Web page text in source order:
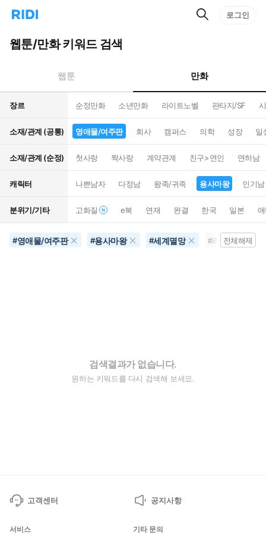
리
홈
으
턴
트
검
로그인
웹툰/만화 키워드 검색
웹툰 만화
장르 순정만화 소년만화 라이트노벨 판타지/SF
소재/관계 (공통) 영애물/여주판 회사 캠퍼스 의학 성장 일
소재/관계 (순정) 첫사랑 짝사랑 계약관계 친구>연인 연하남
캐릭터 나쁜남자 다정남 왕족/귀족 용사마왕 인기남
분위기/기타 고화질 e북 연재 완결 한국 일본
#영애물/여주판 #용사마왕 #세계멸망 #리뷰100개이상
전체해제
검색결과가 없습니다.
원하는 키워드를 다시 검색해 보세요.
고객센터 공지사항
서비스 기타 문의